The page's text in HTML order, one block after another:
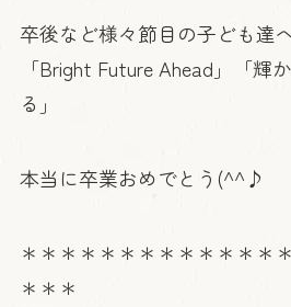
卒後など様々節目の子ども達
「Bright Future Ahead」「輝
る」
本当に卒業おめでとう(^^♪
＊＊＊＊＊＊＊＊＊＊＊＊＊
＊＊＊